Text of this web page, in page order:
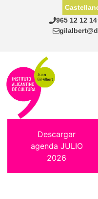
965 12 12 14
Descargar
agenda JULIO
2026